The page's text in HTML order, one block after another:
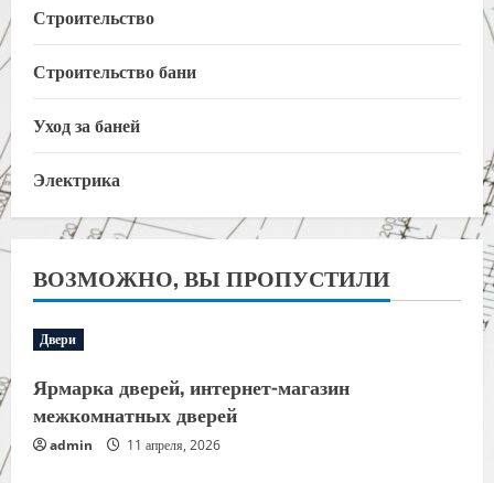
Строительство
Строительство бани
Уход за баней
Электрика
ВОЗМОЖНО, ВЫ ПРОПУСТИЛИ
Двери
Ярмарка дверей, интернет-магазин
межкомнатных дверей
admin 11 апреля, 2026